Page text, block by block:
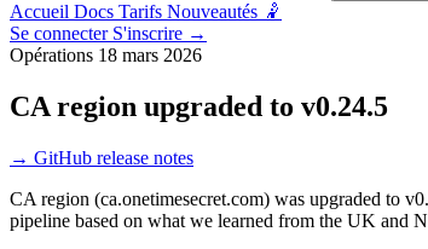
Accueil Docs Tarifs Nouveautés 🤾
Se connecter S'inscrire →
Opérations 18 mars 2026
CA region upgraded to v0.24.5
→ GitHub release notes
CA region (ca.onetimesecret.com) was upgraded to
pipeline based on what we learned from the UK and